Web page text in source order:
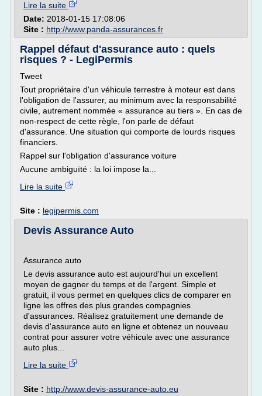
Lire la suite
Date: 2018-01-15 17:08:06
Site : http://www.panda-assurances.fr
Rappel défaut d'assurance auto : quels
risques ? - LegiPermis
Tweet
Tout propriétaire d'un véhicule terrestre à moteur est dans
l'obligation de l'assurer, au minimum avec la responsabilité
civile, autrement nommée « assurance au tiers ». En cas de
non-respect de cette règle, l'on parle de défaut
d'assurance. Une situation qui comporte de lourds risques
financiers.
Rappel sur l'obligation d'assurance voiture
Aucune ambiguïté : la loi impose la...
Lire la suite
Site : legipermis.com
Devis Assurance Auto
Assurance auto
Le devis assurance auto est aujourd'hui un excellent
moyen de gagner du temps et de l'argent. Simple et
gratuit, il vous permet en quelques clics de comparer en
ligne les offres des plus grandes compagnies
d'assurances. Réalisez gratuitement une demande de
devis d'assurance auto en ligne et obtenez un nouveau
contrat pour assurer votre véhicule avec une assurance
auto plus...
Lire la suite
Site : http://www.devis-assurance-auto.eu